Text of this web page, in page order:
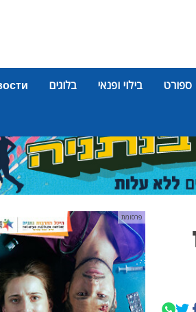
ספורט בילוי ופנאי בלוגים
פרסומת